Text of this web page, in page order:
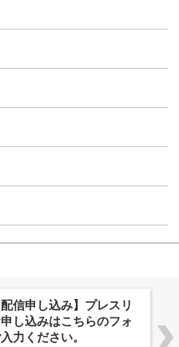
、アジア最大級のグロ
カンファレンス
」とのコラボレーショ